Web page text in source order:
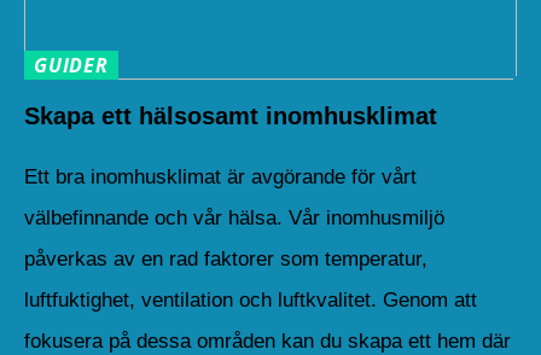
GUIDER
Skapa ett hälsosamt inomhusklimat
Ett bra inomhusklimat är avgörande för vårt
välbefinnande och vår hälsa. Vår inomhusmiljö
påverkas av en rad faktorer som temperatur,
luftfuktighet, ventilation och luftkvalitet. Genom att
fokusera på dessa områden kan du skapa ett hem där